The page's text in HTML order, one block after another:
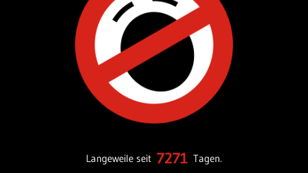
Langeweile seit 7271 Tagen.